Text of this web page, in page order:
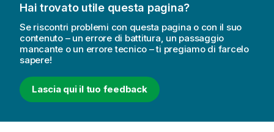
Hai trovato utile questa pagina?
Se riscontri problemi con questa pagina o con il suo
contenuto – un errore di battitura, un passaggio
mancante o un errore tecnico – ti pregiamo di farcelo
sapere!
Lascia qui il tuo feedback